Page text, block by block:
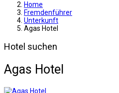
Home
Fremdenführer
Unterkunft
Agas Hotel
Hotel suchen
Agas Hotel